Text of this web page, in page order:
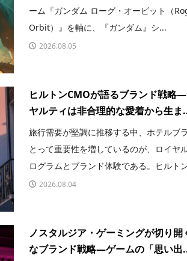
ーム『ガンダム ローグ・オービット（
Orbit）』を軸に、『ガンダム』シ...
2026.08.05
ヒルトンCMOが語るブランド戦略
ヤルティは非合理的な愛着から生ま
旅行需要が堅調に推移する中、ホテルブ
とって重要性を増しているのが、ロイヤ
ログラムとブランド体験である。ヒルト
2026.08.04
ノスタルジア・ゲーミングが切り開
なブランド戦略―ゲームの「思い出